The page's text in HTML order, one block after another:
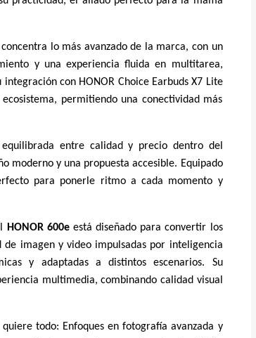
concentra lo más avanzado de la marca, con un
y una experiencia fluida en multitarea,
con HONOR Choice Earbuds X7 Lite
permitiendo una conectividad más
entre calidad y precio dentro del
moderno y una propuesta accesible. Equipado
para ponerle ritmo a cada momento y
HONOR 600eestá diseñado para convertir los
imagen y video impulsadas por inteligencia
y adaptadas a distintos escenarios. Su
multimedia, combinando calidad visual
todo: Enfoques en fotografía avanzada y